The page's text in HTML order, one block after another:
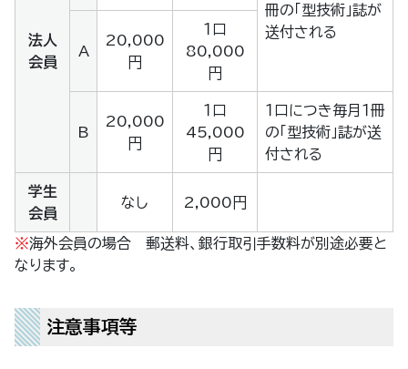
法人
会員
冊の「型技術」誌が
送付される
A
20,000
円
１口
80,000
円
B
20,000
円
１口
45,000
円
１口につき毎月１冊
の「型技術」誌が送
付される
学生
会員
なし 2,000円
※海外会員の場合 郵送料、銀行取引手数料が別途必要と
なります。
注意事項等